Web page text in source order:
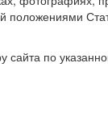
положениями
сайта по